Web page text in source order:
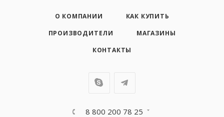
О КОМПАНИИ
КАК КУПИТЬ
ПРОИЗВОДИТЕЛИ
МАГАЗИНЫ
КОНТАКТЫ
8 800 200 78 25